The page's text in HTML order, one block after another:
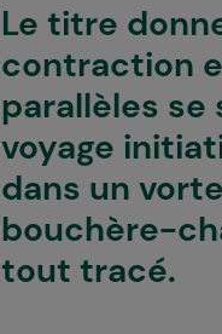
Le titre
contraction
parallèles
voyage
dans un
bouchère-
tout tracé.